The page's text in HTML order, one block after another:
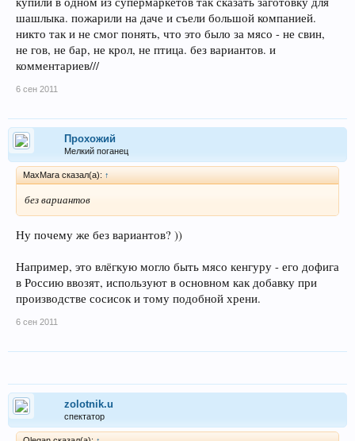
шашлыка. пожарили на даче и съели большой компанией.
никто так и не смог понять, что это было за мясо - не свин,
не гов, не бар, не крол, не птица. без вариантов. и
комментариев///
6 сен 2011
Прохожий
Мелкий поганец
MaxMara сказал(а): ↑
без вариантов
Ну почему же без вариантов? ))
Например, это влёгкую могло быть мясо кенгуру - его дофига
в Россию ввозят, используют в основном как добавку при
производстве сосисок и тому подобной хрени.
6 сен 2011
zolotnik.u
спектатор